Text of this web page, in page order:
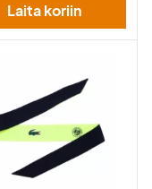
Laita koriin